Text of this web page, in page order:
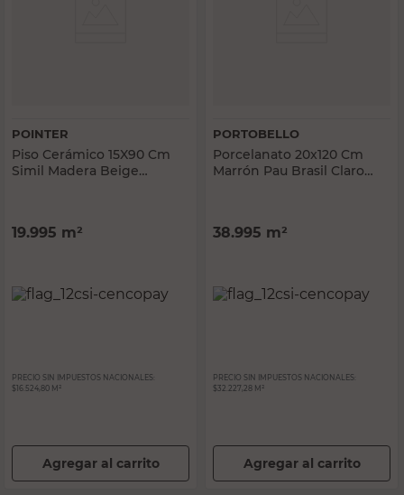
POINTER
Piso Cerámico 15X90 Cm
Simil Madera Beige
19.995 m²
PRECIO SIN IMPUESTOS NACIONALES:
$16.524,80 M²
Agregar al carrito
PORTOBELLO
Porcelanato 20x120 Cm
Marrón Pau Brasil Claro
38.995 m²
PRECIO SIN IMPUESTOS NACIONALES:
$32.227,28 M²
Agregar al carrito